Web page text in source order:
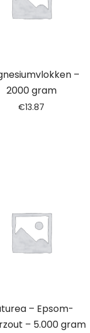
–
2000 gram
€13.87
– Epsom-
– 5.000 gram